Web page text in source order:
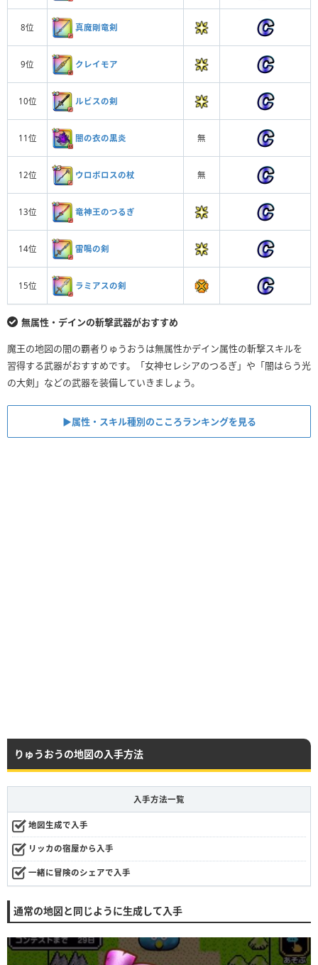
8位 真魔剛竜剣
9位 クレイモア
10位 ルビスの剣
11位 闇の衣の黒炎 無
12位 ウロボロスの杖 無
13位 竜神王のつるぎ
14位 雷鳴の剣
15位 ラミアスの剣
無属性・デインの斬撃武器がおすすめ
魔王の地図の闇の覇者りゅうおうは無属性かデイン属性の斬撃スキルを
習得する武器がおすすめです。「女神セレシアのつるぎ」や「闇はらう光
の大剣」などの武器を装備していきましょう。
▶︎属性・スキル種別のこころランキングを見る
りゅうおうの地図の入手方法
入手方法一覧
地図生成で入手
リッカの宿屋から入手
一緒に冒険のシェアで入手
通常の地図と同じように生成して入手